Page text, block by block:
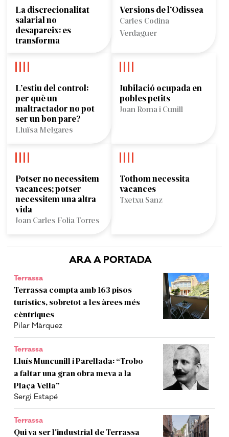
ARA A PORTADA
Terrassa
Terrassa compta amb 163 pisos
turístics, sobretot a les àrees més
cèntriques
Pilar Màrquez
Terrassa
Lluís Muncunill i Parellada: “Trobo
a faltar una gran obra meva a la
Plaça Vella”
Sergi Estapé
Terrassa
Qui va ser l'industrial de Terrassa
La discrecionalitat
salarial no
desapareix: es
transforma
Versions de l’Odissea
Carles Codina
Verdaguer
L’estiu del control:
per què un
maltractador no pot
ser un bon pare?
Lluïsa Melgares
Jubilació ocupada en
pobles petits
Joan Roma i Cunill
Potser no necessitem
vacances; potser
necessitem una altra
vida
Joan Carles Folia Torres
Tothom necessita
vacances
Txetxu Sanz